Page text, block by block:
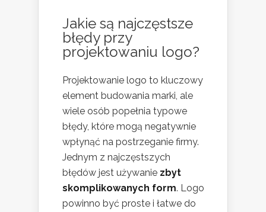
Jakie są najczęstsze
błędy przy
projektowaniu logo?
Projektowanie logo to kluczowy
element budowania marki, ale
wiele osób popełnia typowe
błędy, które mogą negatywnie
wpłynąć na postrzeganie firmy.
Jednym z najczęstszych
błędów jest używanie zbyt
skomplikowanych form. Logo
powinno być proste i łatwe do